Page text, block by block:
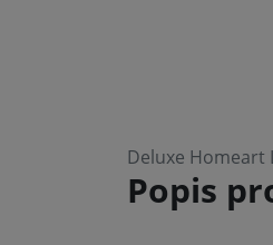
Deluxe Homeart
Popis